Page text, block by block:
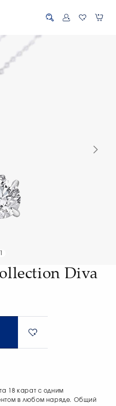
Diva
18 карат с одним
в любом наряде. Общий